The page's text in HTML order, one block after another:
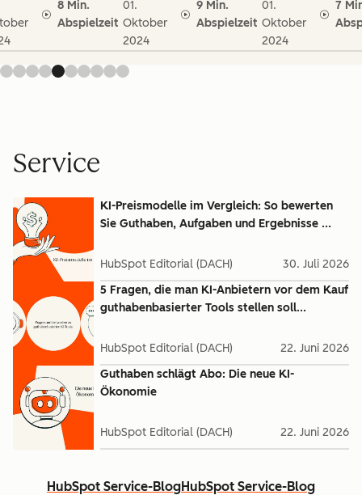
8 Min.
Abspielzeit
01.
Oktober
2024
9 Min.
Abspielzeit
01.
Oktober
2024
7
Service
KI-Preismodelle im Vergleich: So bewerten
Sie Guthaben, Aufgaben und Ergebnisse ...
HubSpot Editorial (DACH)
30. Juli 2026
5 Fragen, die man KI-Anbietern vor dem Kauf
guthabenbasierter Tools stellen soll...
HubSpot Editorial (DACH)
22. Juni 2026
Guthaben schlägt Abo: Die neue KI-
Ökonomie
HubSpot Editorial (DACH) 22. Juni 2026
HubSpot Service-BlogHubSpot Service-Blog